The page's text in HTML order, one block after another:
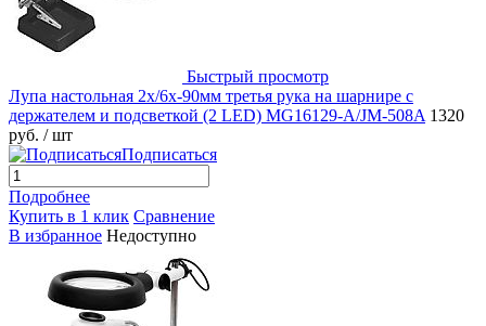
Быстрый просмотр
Лупа настольная 2x/6x-90мм третья рука на шарнире с
держателем и подсветкой (2 LED) MG16129-A/JM-508A 1320
руб. / шт
Подписаться
Подробнее
Купить в 1 клик Сравнение
В избранное Недоступно